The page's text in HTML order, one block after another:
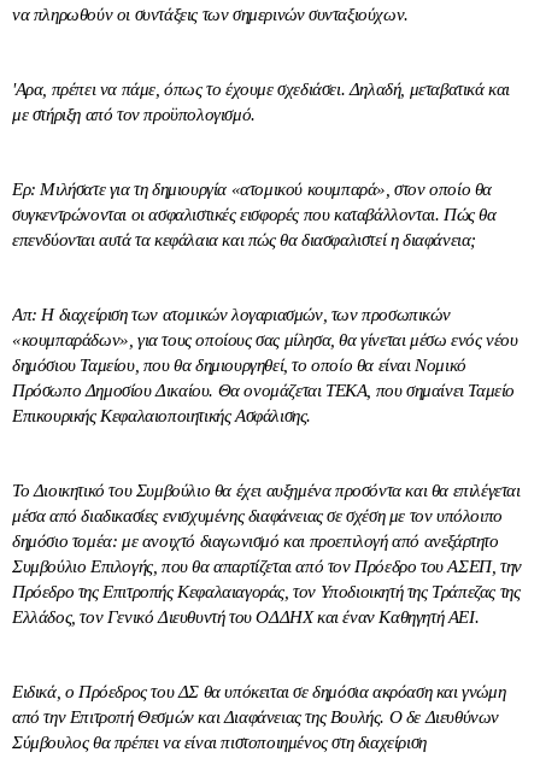
να πληρωθούν οι συντάξεις των σημερινών συνταξιούχων.
'Αρα, πρέπει να πάμε, όπως το έχουμε σχεδιάσει. Δηλαδή, μεταβατικά και
με στήριξη από τον προϋπολογισμό.
Ερ: Μιλήσατε για τη δημιουργία «ατομικού κουμπαρά», στον οποίο θα
συγκεντρώνονται οι ασφαλιστικές εισφορές που καταβάλλονται. Πώς θα
επενδύονται αυτά τα κεφάλαια και πώς θα διασφαλιστεί η διαφάνεια;
Απ: Η διαχείριση των ατομικών λογαριασμών, των προσωπικών
«κουμπαράδων», για τους οποίους σας μίλησα, θα γίνεται μέσω ενός νέου
δημόσιου Ταμείου, που θα δημιουργηθεί, το οποίο θα είναι Νομικό
Πρόσωπο Δημοσίου Δικαίου. Θα ονομάζεται ΤΕΚΑ, που σημαίνει Ταμείο
Επικουρικής Κεφαλαιοποιητικής Ασφάλισης.
Το Διοικητικό του Συμβούλιο θα έχει αυξημένα προσόντα και θα επιλέγεται
μέσα από διαδικασίες ενισχυμένης διαφάνειας σε σχέση με τον υπόλοιπο
δημόσιο τομέα: με ανοιχτό διαγωνισμό και προεπιλογή από ανεξάρτητο
Συμβούλιο Επιλογής, που θα απαρτίζεται από τον Πρόεδρο του ΑΣΕΠ, την
Πρόεδρο της Επιτροπής Κεφαλαιαγοράς, τον Υποδιοικητή της Τράπεζας της
Ελλάδος, τον Γενικό Διευθυντή του ΟΔΔΗΧ και έναν Καθηγητή ΑΕΙ.
Ειδικά, ο Πρόεδρος του ΔΣ θα υπόκειται σε δημόσια ακρόαση και γνώμη
από την Επιτροπή Θεσμών και Διαφάνειας της Βουλής. Ο δε Διευθύνων
Σύμβουλος θα πρέπει να είναι πιστοποιημένος στη διαχείριση